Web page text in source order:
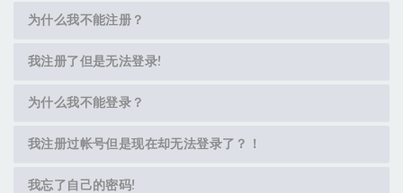
为什么我不能注册？
我注册了但是无法登录!
为什么我不能登录？
我注册过帐号但是现在却无法登录了？！
我忘了自己的密码!